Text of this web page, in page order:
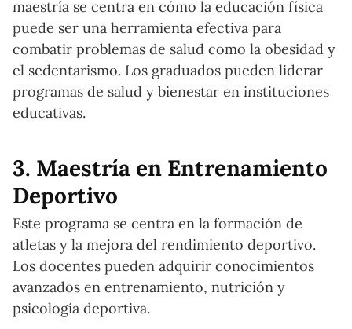
maestría se centra en cómo la educación física
puede ser una herramienta efectiva para
combatir problemas de salud como la obesidad y
el sedentarismo. Los graduados pueden liderar
programas de salud y bienestar en instituciones
educativas.
3. Maestría en Entrenamiento
Deportivo
Este programa se centra en la formación de
atletas y la mejora del rendimiento deportivo.
Los docentes pueden adquirir conocimientos
avanzados en entrenamiento, nutrición y
psicología deportiva.